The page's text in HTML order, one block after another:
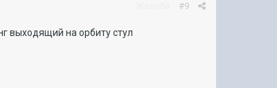
#9
выходящий на орбиту стул